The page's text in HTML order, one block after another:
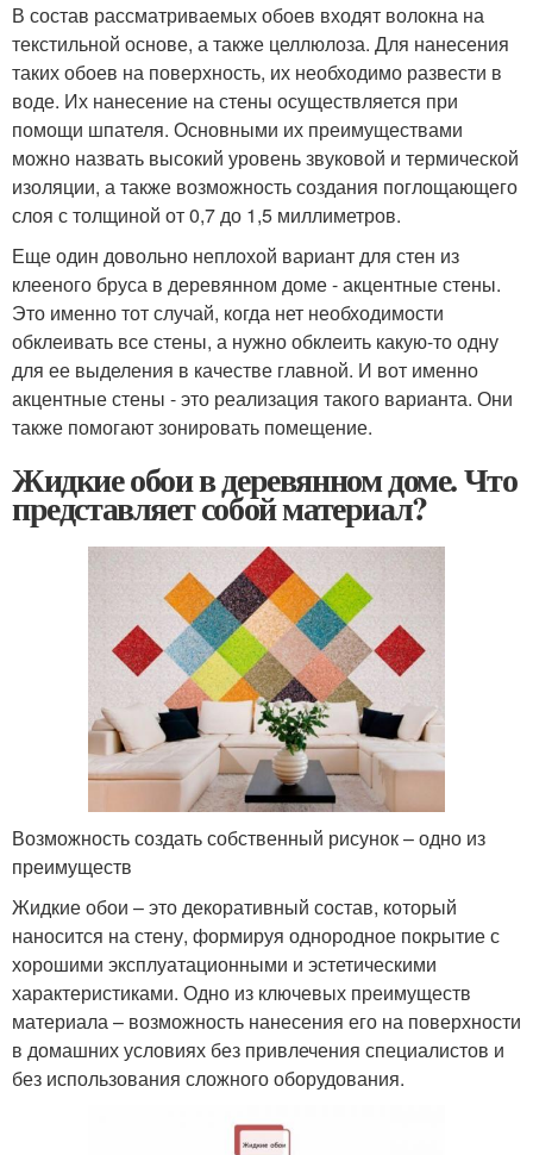
В состав рассматриваемых обоев входят волокна на
текстильной основе, а также целлюлоза. Для нанесения
таких обоев на поверхность, их необходимо развести в
воде. Их нанесение на стены осуществляется при
помощи шпателя. Основными их преимуществами
можно назвать высокий уровень звуковой и термической
изоляции, а также возможность создания поглощающего
слоя с толщиной от 0,7 до 1,5 миллиметров.
Еще один довольно неплохой вариант для стен из
клееного бруса в деревянном доме - акцентные стены.
Это именно тот случай, когда нет необходимости
обклеивать все стены, а нужно обклеить какую-то одну
для ее выделения в качестве главной. И вот именно
акцентные стены - это реализация такого варианта. Они
также помогают зонировать помещение.
Жидкие обои в деревянном доме. Что
представляет собой материал?
Возможность создать собственный рисунок – одно из
преимуществ
Жидкие обои – это декоративный состав, который
наносится на стену, формируя однородное покрытие с
хорошими эксплуатационными и эстетическими
характеристиками. Одно из ключевых преимуществ
материала – возможность нанесения его на поверхности
в домашних условиях без привлечения специалистов и
без использования сложного оборудования.